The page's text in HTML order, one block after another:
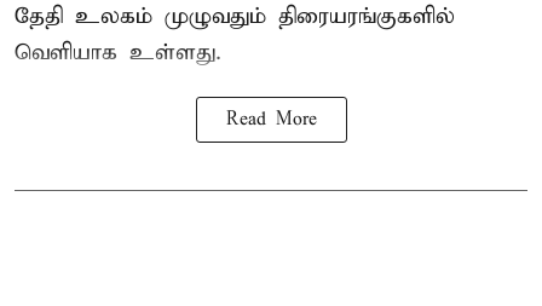
தேதி உலகம் முழுவதும் திரையரங்குகளில்
வெளியாக உள்ளது.
Read More